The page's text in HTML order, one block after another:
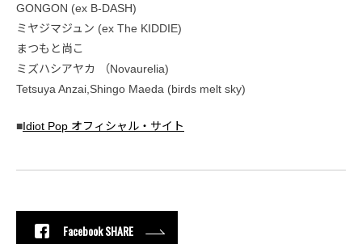
GONGON (ex B-DASH)
ミヤジマジュン (ex The KIDDIE)
まつもと尚こ
ミズハシアヤカ （Novaurelia)
Tetsuya Anzai,Shingo Maeda (birds melt sky)
■Idiot Pop オフィシャル・サイト
Facebook SHARE